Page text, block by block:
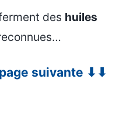
des huiles
suivante ⬇⬇